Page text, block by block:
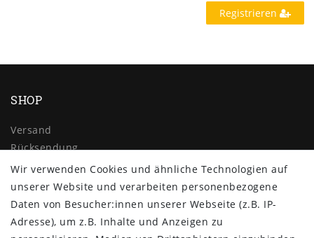
Registrieren
SHOP
Versand
Rücksendung
Widerrufs­recht
Impressum
Daten­schutz­erklärung
AGB
Kontakt
Wir verwenden Cookies und ähnliche Technologien auf
unserer Website und verarbeiten personenbezogene
Daten von Besucher:innen unserer Webseite (z.B. IP-
Adresse), um z.B. Inhalte und Anzeigen zu